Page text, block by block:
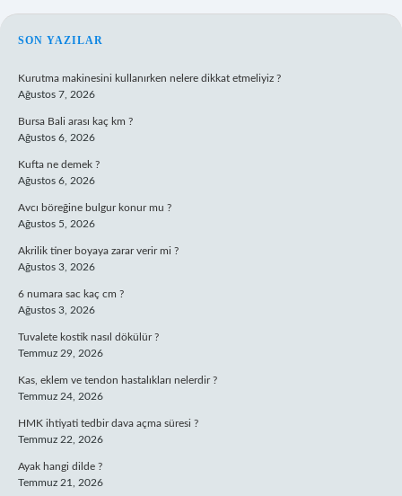
SIDEBAR
SON YAZILAR
Kurutma makinesini kullanırken nelere dikkat etmeliyiz ?
Ağustos 7, 2026
Bursa Bali arası kaç km ?
Ağustos 6, 2026
Kufta ne demek ?
Ağustos 6, 2026
Avcı böreğine bulgur konur mu ?
Ağustos 5, 2026
Akrilik tiner boyaya zarar verir mi ?
Ağustos 3, 2026
6 numara sac kaç cm ?
Ağustos 3, 2026
Tuvalete kostik nasıl dökülür ?
Temmuz 29, 2026
Kas, eklem ve tendon hastalıkları nelerdir ?
Temmuz 24, 2026
HMK ihtiyati tedbir dava açma süresi ?
Temmuz 22, 2026
Ayak hangi dilde ?
Temmuz 21, 2026